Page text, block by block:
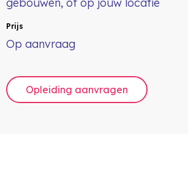
Prijs
Op aanvraag
Opleiding aanvragen